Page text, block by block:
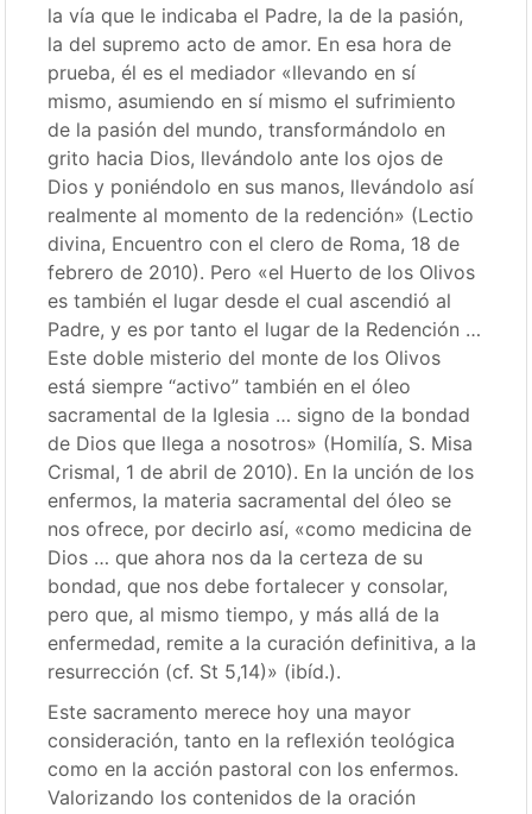
la vía que le indicaba el Padre, la de la pasión,
la del supremo acto de amor. En esa hora de
prueba, él es el mediador «llevando en sí
mismo, asumiendo en sí mismo el sufrimiento
de la pasión del mundo, transformándolo en
grito hacia Dios, llevándolo ante los ojos de
Dios y poniéndolo en sus manos, llevándolo así
realmente al momento de la redención» (Lectio
divina, Encuentro con el clero de Roma, 18 de
febrero de 2010). Pero «el Huerto de los Olivos
es también el lugar desde el cual ascendió al
Padre, y es por tanto el lugar de la Redención …
Este doble misterio del monte de los Olivos
está siempre “activo” también en el óleo
sacramental de la Iglesia … signo de la bondad
de Dios que llega a nosotros» (Homilía, S. Misa
Crismal, 1 de abril de 2010). En la unción de los
enfermos, la materia sacramental del óleo se
nos ofrece, por decirlo así, «como medicina de
Dios … que ahora nos da la certeza de su
bondad, que nos debe fortalecer y consolar,
pero que, al mismo tiempo, y más allá de la
enfermedad, remite a la curación definitiva, a la
resurrección (cf. St 5,14)» (ibíd.).
Este sacramento merece hoy una mayor
consideración, tanto en la reflexión teológica
como en la acción pastoral con los enfermos.
Valorizando los contenidos de la oración